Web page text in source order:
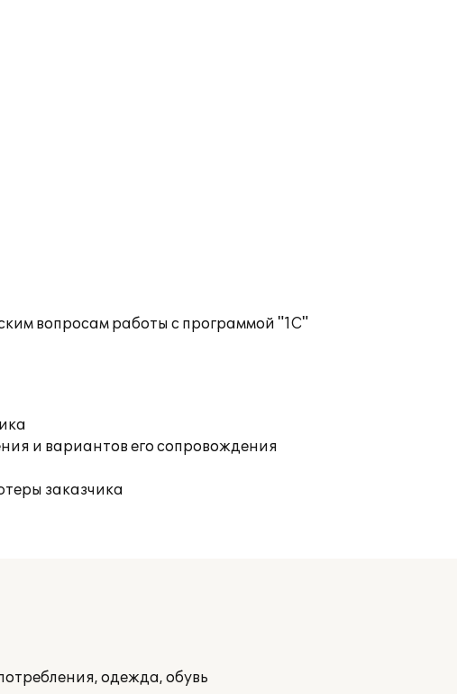
вопросам работы с программой "1С"
и вариантов его сопровождения
заказчика
одежда, обувь